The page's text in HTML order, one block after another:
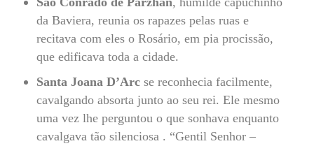
da Baviera, reunia os rapazes pelas ruas e
recitava com eles o Rosário, em pia procissão,
que edificava toda a cidade.
Santa Joana D’Arc se reconhecia facilmente,
cavalgando absorta junto ao seu rei. Ele mesmo
uma vez lhe perguntou o que sonhava enquanto
cavalgava tão silenciosa . “Gentil Senhor –